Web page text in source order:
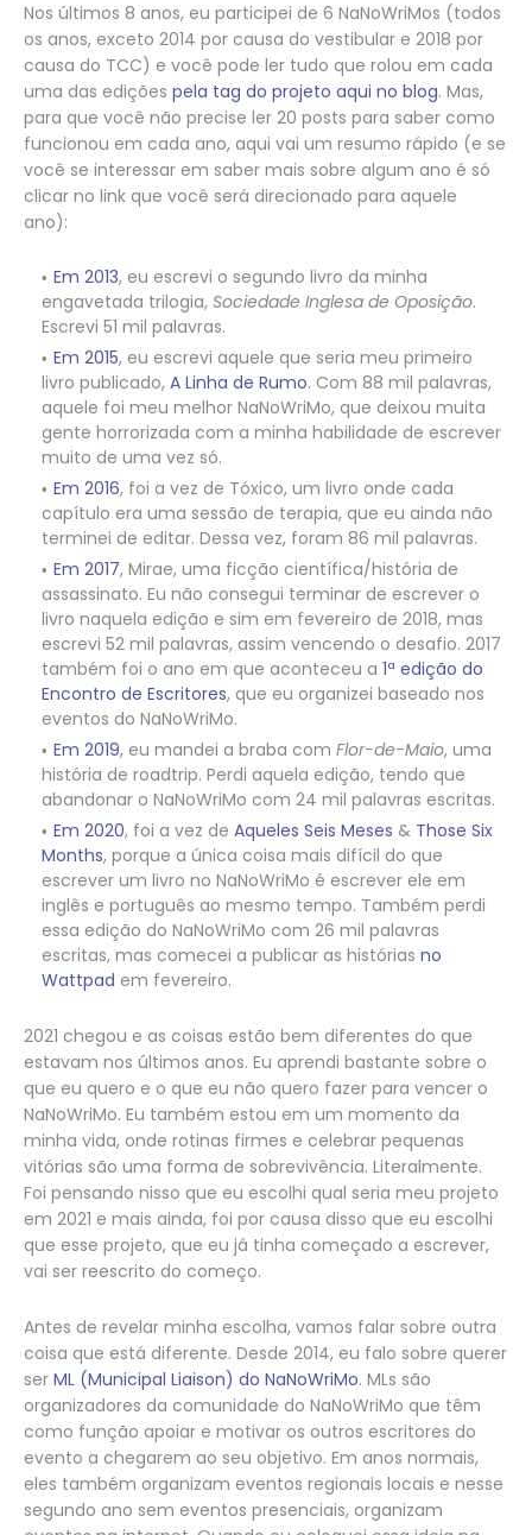
Nos últimos 8 anos, eu participei de 6 NaNoWriMos (todos
os anos, exceto 2014 por causa do vestibular e 2018 por
causa do TCC) e você pode ler tudo que rolou em cada
uma das edições pela tag do projeto aqui no blog. Mas,
para que você não precise ler 20 posts para saber como
funcionou em cada ano, aqui vai um resumo rápido (e se
você se interessar em saber mais sobre algum ano é só
clicar no link que você será direcionado para aquele
ano):
Em 2013, eu escrevi o segundo livro da minha
engavetada trilogia, Sociedade Inglesa de Oposição.
Escrevi 51 mil palavras.
Em 2015, eu escrevi aquele que seria meu primeiro
livro publicado, A Linha de Rumo. Com 88 mil palavras,
aquele foi meu melhor NaNoWriMo, que deixou muita
gente horrorizada com a minha habilidade de escrever
muito de uma vez só.
Em 2016, foi a vez de Tóxico, um livro onde cada
capítulo era uma sessão de terapia, que eu ainda não
terminei de editar. Dessa vez, foram 86 mil palavras.
Em 2017, Mirae, uma ficção científica/história de
assassinato. Eu não consegui terminar de escrever o
livro naquela edição e sim em fevereiro de 2018, mas
escrevi 52 mil palavras, assim vencendo o desafio. 2017
também foi o ano em que aconteceu a 1ª edição do
Encontro de Escritores, que eu organizei baseado nos
eventos do NaNoWriMo.
Em 2019, eu mandei a braba com Flor-de-Maio, uma
história de roadtrip. Perdi aquela edição, tendo que
abandonar o NaNoWriMo com 24 mil palavras escritas.
Em 2020, foi a vez de Aqueles Seis Meses & Those Six
Months, porque a única coisa mais difícil do que
escrever um livro no NaNoWriMo é escrever ele em
inglês e português ao mesmo tempo. Também perdi
essa edição do NaNoWriMo com 26 mil palavras
escritas, mas comecei a publicar as histórias no
Wattpad em fevereiro.
2021 chegou e as coisas estão bem diferentes do que
estavam nos últimos anos. Eu aprendi bastante sobre o
que eu quero e o que eu não quero fazer para vencer o
NaNoWriMo. Eu também estou em um momento da
minha vida, onde rotinas firmes e celebrar pequenas
vitórias são uma forma de sobrevivência. Literalmente.
Foi pensando nisso que eu escolhi qual seria meu projeto
em 2021 e mais ainda, foi por causa disso que eu escolhi
que esse projeto, que eu já tinha começado a escrever,
vai ser reescrito do começo.
Antes de revelar minha escolha, vamos falar sobre outra
coisa que está diferente. Desde 2014, eu falo sobre querer
ser ML (Municipal Liaison) do NaNoWriMo. MLs são
organizadores da comunidade do NaNoWriMo que têm
como função apoiar e motivar os outros escritores do
evento a chegarem ao seu objetivo. Em anos normais,
eles também organizam eventos regionais locais e nesse
segundo ano sem eventos presenciais, organizam